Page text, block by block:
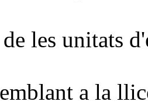
les unitats
a la